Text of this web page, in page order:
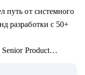
путь от системного
разработки с 50+
Product